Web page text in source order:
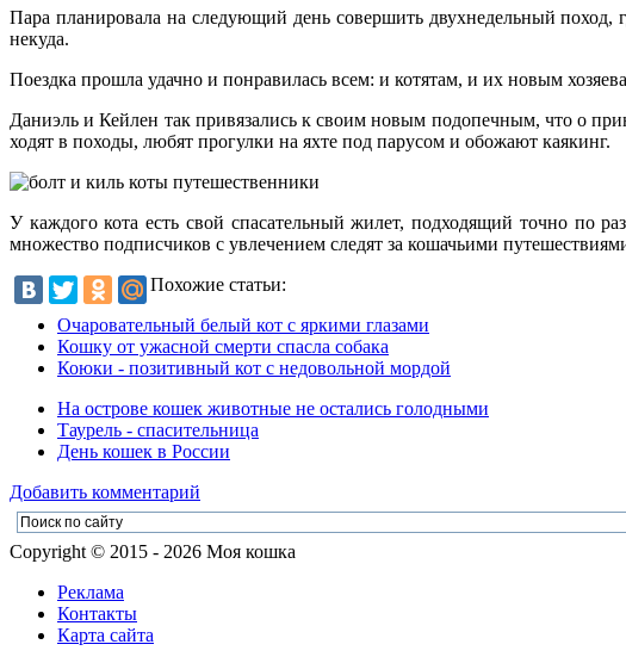
Пара планировала на следующий день совершить двухнедельный
некуда.
Поездка прошла удачно и понравилась всем: и котятам, и их новым
Даниэль и Кейлен так привязались к своим новым подопечным, что о
ходят в походы, любят прогулки на яхте под парусом и обожают каякинг.
У каждого кота есть свой спасательный жилет, подходящий точно по
множество подписчиков с увлечением следят за кошачьими
Похожие статьи:
Очаровательный белый кот с яркими глазами
Кошку от ужасной смерти спасла собака
Коюки - позитивный кот с недовольной мордой
На острове кошек животные не остались голодными
Таурель - спасительница
День кошек в России
Добавить комментарий
Copyright © 2015 - 2026 Моя кошка
Реклама
Контакты
Карта сайта